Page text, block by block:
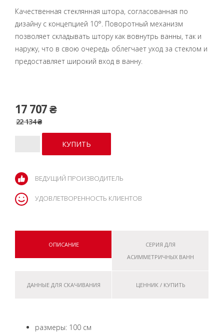
Качественная стеклянная штора, согласованная по
дизайну с концепцией 10°. Поворотный механизм
позволяет складывать штору как вовнутрь ванны, так и
наружу, что в свою очередь облегчает уход за стеклом и
предоставляет широкий вход в ванну.
17 707 ₴
22 134 ₴
ВЕДУЩИЙ ПРОИЗВОДИТЕЛЬ
УДОВЛЕТВОРЕННОСТЬ КЛИЕНТОВ
ОПИСАНИЕ
СЕРИЯ ДЛЯ
АСИММЕТРИЧНЫХ ВАНН
ДАННЫЕ ДЛЯ СКАЧИВАНИЯ ЦЕННИК / КУПИТЬ
размеры: 100 см